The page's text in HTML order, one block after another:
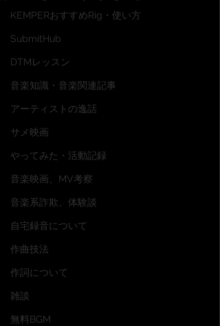
KEMPERおすすめRig・使い方
SubmitHub
DTMレッスン
音楽知識・音楽関連記事
アーティストの逸話
サメ映画
やってみた・活動記録
音楽映画、MV考察
音楽系詐欺、体験談
自宅録音について
作曲技法
作詞について
雑談
無料BGM